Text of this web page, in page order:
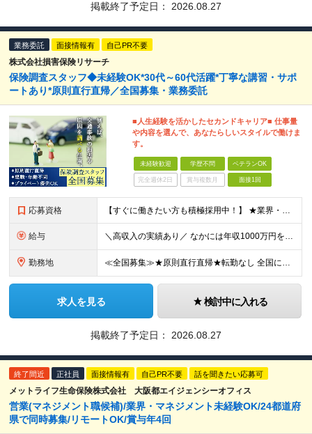
掲載終了予定日： 2026.08.27
業務委託 面接情報有 自己PR不要
株式会社損害保険リサーチ
保険調査スタッフ◆未経験OK*30代～60代活躍*丁寧な講習・サポ
ートあり*原則直行直帰／全国募集・業務委託
■人生経験を活かしたセカンドキャリア■ 仕事量
や内容を選んで、あなたらしいスタイルで働けま
す。
未経験歓迎 学歴不問 ベテランOK
完全週休2日 賞与複数月 面接1回
応募資格 【すぐに働きたい方も積極採用中！】 ★業界・職種未経験の方も歓迎…特別な知識は不問です ★年齢不問…40代50代を中心に幅広い年齢層の方が活躍中です ※学歴不問 ≪異業種出身の未経験者も活躍していま
給与 ＼高収入の実績あり／ なかには年収1000万円を超えるスペシャリストもいらっしゃいます！ 【完全出来高報酬制】 ★仕事に慣れるまで収入をサポート 1か月目：報酬が通常の2倍 2か月目：報酬が通常の1
勤務地 ≪全国募集≫★原則直行直帰★転勤なし 全国に55の拠点を展開していますので、現在お住いの地域で働けます。また、原則直行直帰で調査を行い、レポート作成はご自宅にて行うことができるため、自分のペースで働け
求人を見る 検討中に入れる
掲載終了予定日： 2026.08.27
終了間近 正社員 面接情報有 自己PR不要 話を聞きたい応募可
メットライフ生命保険株式会社 大阪都エイジェンシーオフィス
営業(マネジメント職候補)/業界・マネジメント未経験OK/24都道府
県で同時募集/リモートOK/賞与年4回